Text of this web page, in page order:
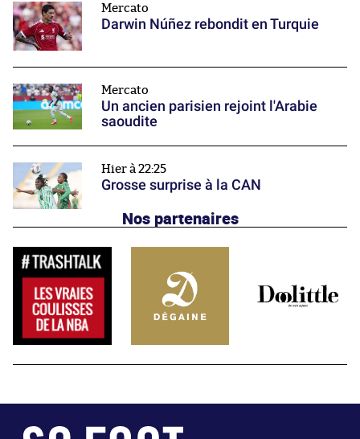
Mercato
Darwin Núñez rebondit en Turquie
Mercato
Un ancien parisien rejoint l'Arabie
saoudite
Hier à 22:25
Grosse surprise à la CAN
Nos partenaires